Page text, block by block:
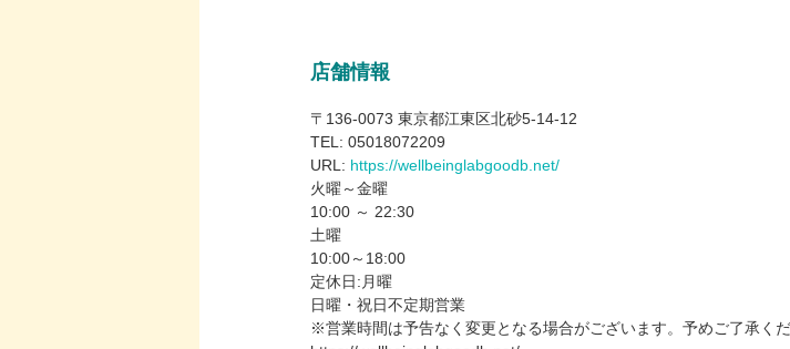
店舗情報
〒136-0073 東京都江東区北砂5-14-12
TEL: 05018072209
URL: https://wellbeinglabgoodb.net/
火曜～金曜
10:00 ～ 22:30
土曜
10:00～18:00
定休日:月曜
日曜・祝日不定期営業
※営業時間は予告なく変更となる場合がございます。予めご了承く